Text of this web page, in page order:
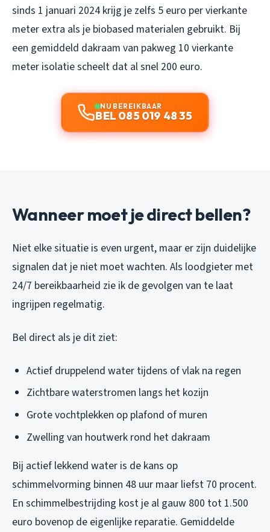
sinds 1 januari 2024 krijg je zelfs 5 euro per vierkante
meter extra als je biobased materialen gebruikt. Bij
een gemiddeld dakraam van pakweg 10 vierkante
meter isolatie scheelt dat al snel 200 euro.
NU BEREIKBAAR
BEL 085 019 48 35
Wanneer moet je direct bellen?
Niet elke situatie is even urgent, maar er zijn duidelijke
signalen dat je niet moet wachten. Als loodgieter met
24/7 bereikbaarheid zie ik de gevolgen van te laat
ingrijpen regelmatig.
Bel direct als je dit ziet:
Actief druppelend water tijdens of vlak na regen
Zichtbare waterstromen langs het kozijn
Grote vochtplekken op plafond of muren
Zwelling van houtwerk rond het dakraam
Bij actief lekkend water is de kans op
schimmelvorming binnen 48 uur maar liefst 70 procent.
En schimmelbestrijding kost je al gauw 800 tot 1.500
euro bovenop de eigenlijke reparatie. Gemiddelde